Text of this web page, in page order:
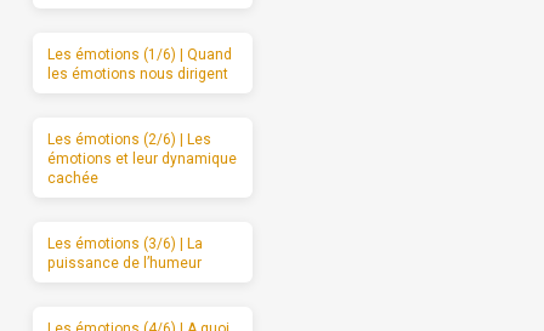
Les émotions (1/6) | Quand
les émotions nous dirigent
Les émotions (2/6) | Les
émotions et leur dynamique
cachée
Les émotions (3/6) | La
puissance de l’humeur